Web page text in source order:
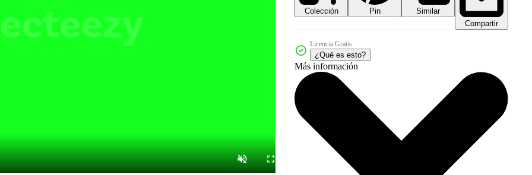
Colección Pin
Similar
Compartir
Licencia Gratis
¿Qué es esto?
Más información